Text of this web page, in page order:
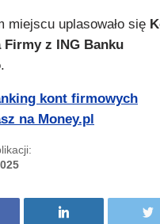
miejscu uplasowało się
Firmy z ING Banku
.
kont firmowych
na Money.pl